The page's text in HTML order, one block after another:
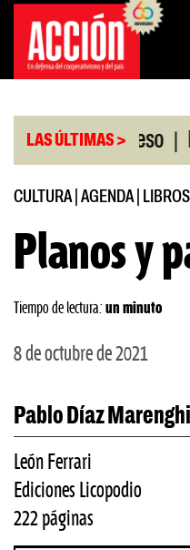
Saltar
contenido
LAS ÚLTIMAS >
el Congreso
CULTURA| AGENDA| LIBROS
Planos y
Tiempo de lectura: un minuto
8 de octubre de 2021
Pablo Díaz Marenghi
León Ferrari
Ediciones Licopodio
222 páginas